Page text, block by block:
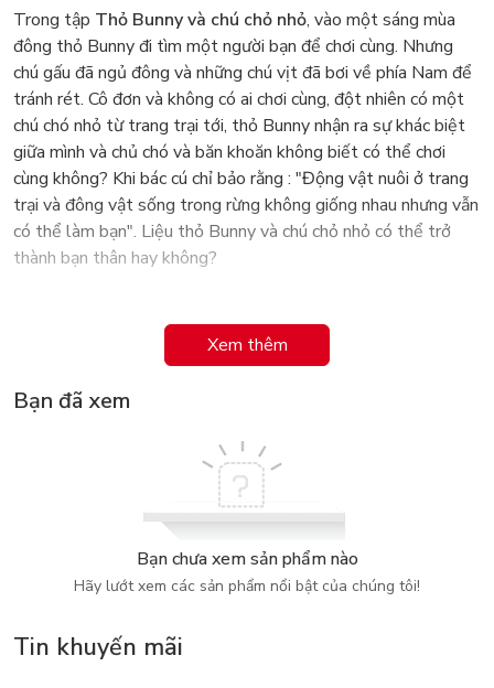
Trong tập Thỏ Bunny và chú chỏ nhỏ, vào một sáng mùa
đông thỏ Bunny đi tìm một người bạn để chơi cùng. Nhưng
chú gấu đã ngủ đông và những chú vịt đã bơi về phía Nam để
tránh rét. Cô đơn và không có ai chơi cùng, đột nhiên có một
chú chó nhỏ từ trang trại tới, thỏ Bunny nhận ra sự khác biệt
giữa mình và chủ chó và băn khoăn không biết có thể chơi
cùng không? Khi bác cú chỉ bảo rằng : "Động vật nuôi ở trang
trại và đông vật sống trong rừng không giống nhau nhưng vẫn
có thể làm bạn". Liệu thỏ Bunny và chú chỏ nhỏ có thể trở
thành bạn thân hay không?
Xem thêm
Bạn đã xem
Bạn chưa xem sản phẩm nào
Hãy lướt xem các sản phẩm nổi bật của chúng tôi!
Tin khuyến mãi